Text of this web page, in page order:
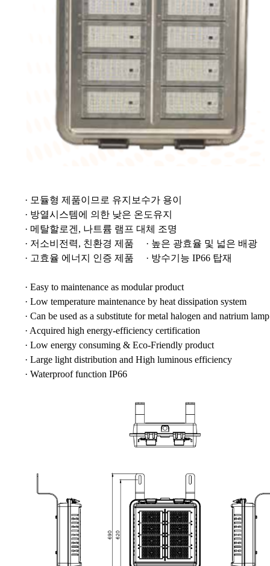
· 모듈형 제품이므로 유지보수가 용이
· 방열시스템에 의한 낮은 온도유지
· 메탈할로겐, 나트륨 램프 대체 조명
· 저소비전력, 친환경 제품 · 높은 광효율 및 넓은 배광
· 고효율 에너지 인증 제품 · 방수기능 IP66 탑재
· Easy to maintenance as modular product
· Low temperature maintenance by heat dissipation system
· Can be used as a substitute for metal halogen and natrium lamp
· Acquired high energy-efficiency certification
· Low energy consuming & Eco-Friendly product
· Large light distribution and High luminous efficiency
· Waterproof function IP66